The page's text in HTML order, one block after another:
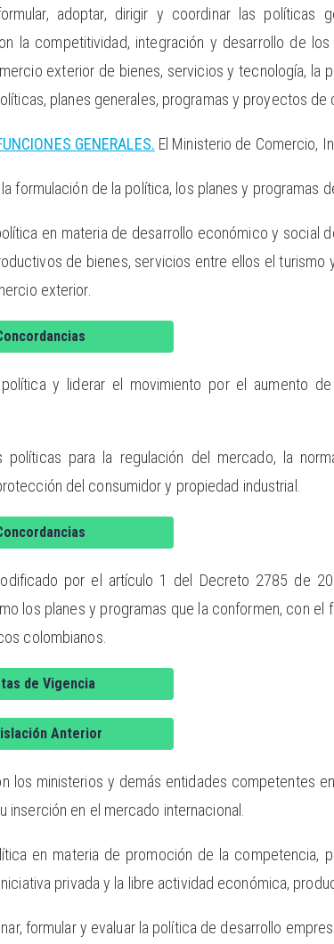
adoptar, dirigir y coordinar las
la competitividad, integración y desarrollo de
exterior de bienes, servicios y tecnología, la
planes generales, programas y proyectos de
GENERALES. El Ministerio de Comercio,
formulación de la política, los planes y programas
en materia de desarrollo económico y social
de bienes, servicios entre ellos el
exterior.
y liderar el movimiento por el aumento
políticas para la regulación del mercado, la
del consumidor y propiedad industrial.
por el artículo 1 del Decreto 2785 de
los planes y programas que la conformen, con
colombianos.
de Vigencia
Anterior
los ministerios y demás entidades competentes
inserción en el mercado internacional.
en materia de promoción de la competencia,
privada y la libre actividad económica,
formular y evaluar la política de desarrollo